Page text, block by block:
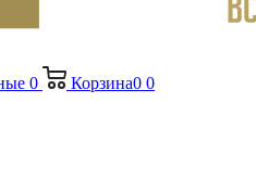
0 Корзина0 0